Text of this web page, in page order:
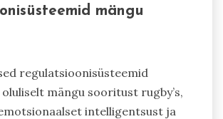
mängu
regulatsioonisüsteemid
mängu sooritust rugby’s,
intelligentsust ja